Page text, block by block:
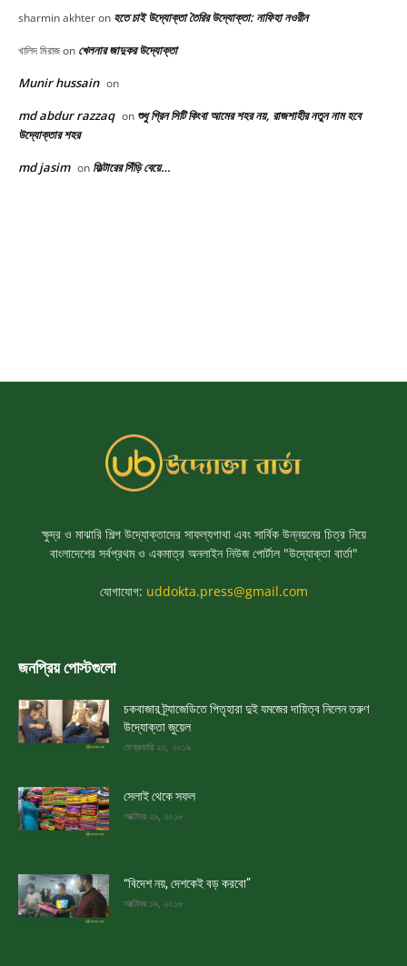
ক্ষুদ্র ও মাঝারি শিল্প উদ্যোক্তাদের সাফল্যগাথা এবং সার্বিক উন্নয়নের চিত্র নিয়ে
বাংলাদেশের সর্বপ্রথম ও একমাত্র অনলাইন নিউজ পোর্টাল "উদ্যোক্তা বার্তা"
যোগাযোগ: uddokta.press@gmail.com
জনপ্রিয় পোস্টগুলো
চকবাজার ট্র্যাজেডিতে পিতৃহারা দুই যমজের দায়িত্ব নিলেন তরুণ
উদ্যোক্তা জুয়েল
ফেব্রুয়ারি ২৩, ২০১৯
সেলাই থেকে সফল
অক্টোবর ২৯, ২০১৮
“বিদেশ নয়, দেশকেই বড় করবো”
অক্টোবর ১৯, ২০১৮